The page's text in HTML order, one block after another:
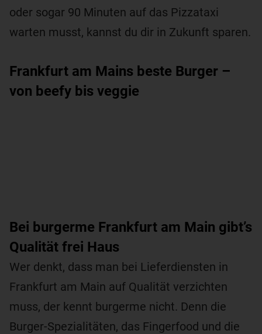
oder sogar 90 Minuten auf das Pizzataxi
warten musst, kannst du dir in Zukunft sparen.
Frankfurt am Mains beste Burger –
von beefy bis veggie
Bei burgerme Frankfurt am Main gibt’s
Qualität frei Haus
Wer denkt, dass man bei Lieferdiensten in
Frankfurt am Main auf Qualität verzichten
muss, der kennt burgerme nicht. Denn die
Burger-Spezialitäten, das Fingerfood und die